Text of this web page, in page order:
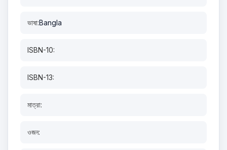
ভাষা:Bangla
ISBN-10:
ISBN-13:
মাত্রা:
ওজন: